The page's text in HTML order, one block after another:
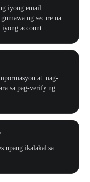
iyong email
ng secure na
iyong account
at mag-
sa pag-verify ng
upang ikalakal sa